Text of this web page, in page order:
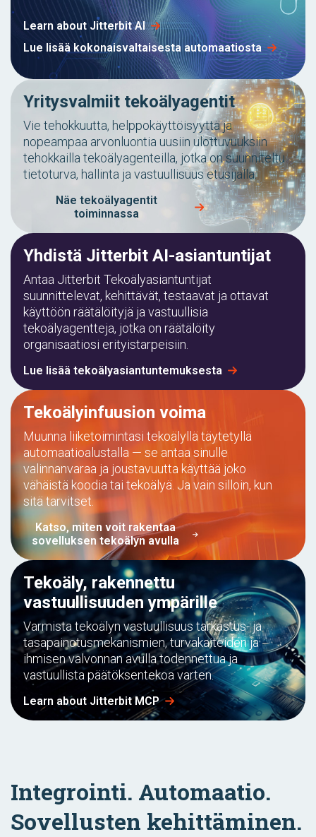
Learn about Jitterbit AI
Lue lisää kokonaisvaltaisesta automaatiosta
Yritysvalmiit tekoälyagentit
Vie tehokkuutta, helppokäyttöisyyttä ja
nopeampaa arvonluontia uusiin ulottuvuuksiin
tehokkailla tekoälyagenteilla, jotka on suunniteltu
tietoturva, hallinta ja vastuullisuus etusijalla.
Näe tekoälyagentit
toiminnassa
Yhdistä Jitterbit AI-asiantuntijat
Antaa Jitterbit Tekoälyasiantuntijat
suunnittelevat, kehittävät, testaavat ja ottavat
käyttöön räätälöityjä ja vastuullisia
tekoälyagentteja, jotka on räätälöity
organisaatiosi erityistarpeisiin.
Lue lisää tekoälyasiantuntemuksesta
Tekoälyinfuusion voima
Muunna liiketoimintasi tekoälyllä täytetyllä
automaatioalustalla — se antaa sinulle
valinnanvaraa ja joustavuutta käyttää joko
vähäistä koodia tai tekoälyä. Ja vain silloin, kun
sitä tarvitset.
Katso, miten voit rakentaa
sovelluksen tekoälyn avulla
Tekoäly, rakennettu
vastuullisuuden ympärille
Varmista tekoälyn vastuullisuus tarkastus- ja
tasapainotusmekanismien, turvakaiteiden ja
ihmisen valvonnan avulla todennettua ja
vastuullista päätöksentekoa varten.
Learn about Jitterbit MCP
Integrointi. Automaatio.
Sovellusten kehittäminen.